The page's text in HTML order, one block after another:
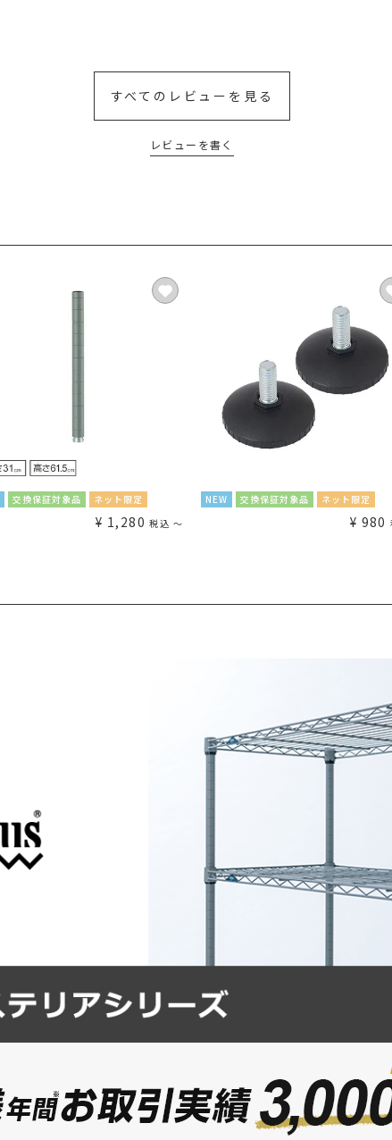
すべてのレビューを見る
レビューを書く
交換保証対象品 ネット限定
¥ 1,280 税込 〜
NEW 交換保証対象品 ネット限定
¥ 980